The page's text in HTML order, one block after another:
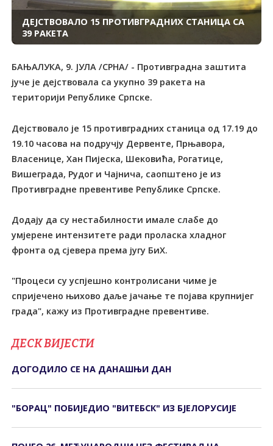
ДЕЈСТВОВАЛО 15 ПРОТИВГРАДНИХ СТАНИЦА СА
39 РАКЕТА
БАЊАЛУКА, 9. ЈУЛА /СРНА/ - Противградна заштита
јуче је дејствовала са укупно 39 ракета на
територији Републике Српске.
Дејствовало је 15 противградних станица од 17.19 до
19.10 часова на подручју Дервенте, Прњавора,
Власенице, Хан Пијеска, Шековића, Рогатице,
Вишеграда, Рудог и Чајнича, саопштено је из
Противградне превентиве Републике Српске.
Додају да су нестабилности имале слабе до
умјерене интензитете ради проласка хладног
фронта од сјевера према југу БиХ.
"Процеси су успјешно контролисани чиме је
спријечено њихово даље јачање те појава крупнијег
града", кажу из Противградне превентиве.
ДЕСК ВИЈЕСТИ
ДОГОДИЛО СЕ НА ДАНАШЊИ ДАН
"БОРАЦ" ПОБИЈЕДИО "ВИТЕБСК" ИЗ БЈЕЛОРУСИЈЕ